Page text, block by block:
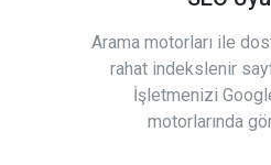
Arama motorları ile
rahat indekslenir
İşletmenizi
motorlarında